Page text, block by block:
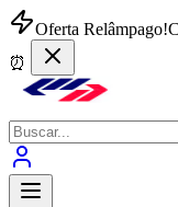
Oferta Relâmpago!
⏰